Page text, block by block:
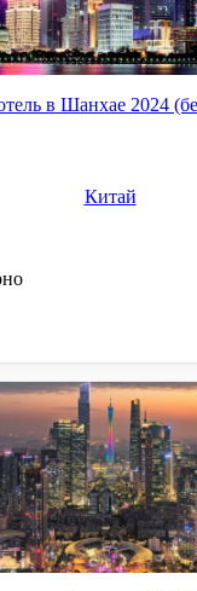
в Шанхае 2024
Китай